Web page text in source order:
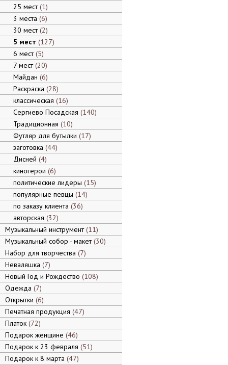
25 мест 1
3 места 6
30 мест 2
5 мест 127
6 мест 5
7 мест 20
Майдан 6
Раскраска 28
классическая 16
Сергиево Посадская 140
Традиционная 10
Футляр для бутылки 17
заготовка 44
Дисней 4
киногерои 6
политические лидеры 15
популярные певцы 14
по заказу клиента 36
авторская 32
Музыкальный инструмент 11
Музыкальный собор - макет 30
Набор для творчества 7
Неваляшка 7
Новый Год и Рождество 108
Одежда 7
Открытки 6
Печатная продукция 47
Платок 72
Подарок женщине 46
Подарок к 23 февраля 51
Подарок к 8 марта 47